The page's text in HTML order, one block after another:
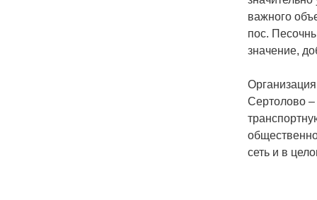
важного
пос.
значение,
Сертолово –
сеть и в